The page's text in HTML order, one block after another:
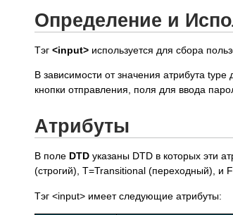
Определение и
Тэг <input> используется для сбора
В зависимости от значения атрибута
кнопки отправления, поля для ввода
Атрибуты
В поле DTD указаны DTD в которых эти
(строгий), T=Transitional (переходный), и
Тэг <input> имеет следующие атрибуты: